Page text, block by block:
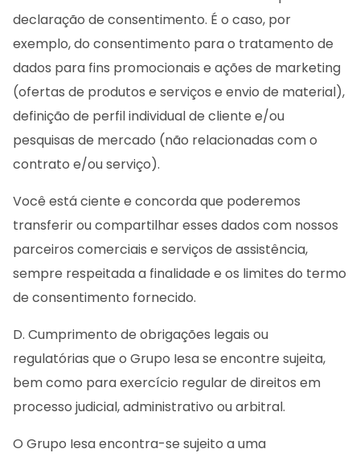
declaração de consentimento. É o caso, por
exemplo, do consentimento para o tratamento de
dados para fins promocionais e ações de marketing
(ofertas de produtos e serviços e envio de material),
definição de perfil individual de cliente e/ou
pesquisas de mercado (não relacionadas com o
contrato e/ou serviço).
Você está ciente e concorda que poderemos
transferir ou compartilhar esses dados com nossos
parceiros comerciais e serviços de assistência,
sempre respeitada a finalidade e os limites do termo
de consentimento fornecido.
D. Cumprimento de obrigações legais ou
regulatórias que o Grupo Iesa se encontre sujeita,
bem como para exercício regular de direitos em
processo judicial, administrativo ou arbitral.
O Grupo Iesa encontra-se sujeito a uma